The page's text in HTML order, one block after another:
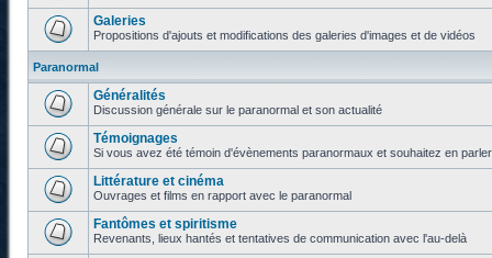
Galeries
Propositions d'ajouts et modifications des galeries d'images et de vidéos
Paranormal
Généralités
Discussion générale sur le paranormal et son actualité
Témoignages
Si vous avez été témoin d'évènements paranormaux et souhaitez en
Littérature et cinéma
Ouvrages et films en rapport avec le paranormal
Fantômes et spiritisme
Revenants, lieux hantés et tentatives de communication avec l'au-delà